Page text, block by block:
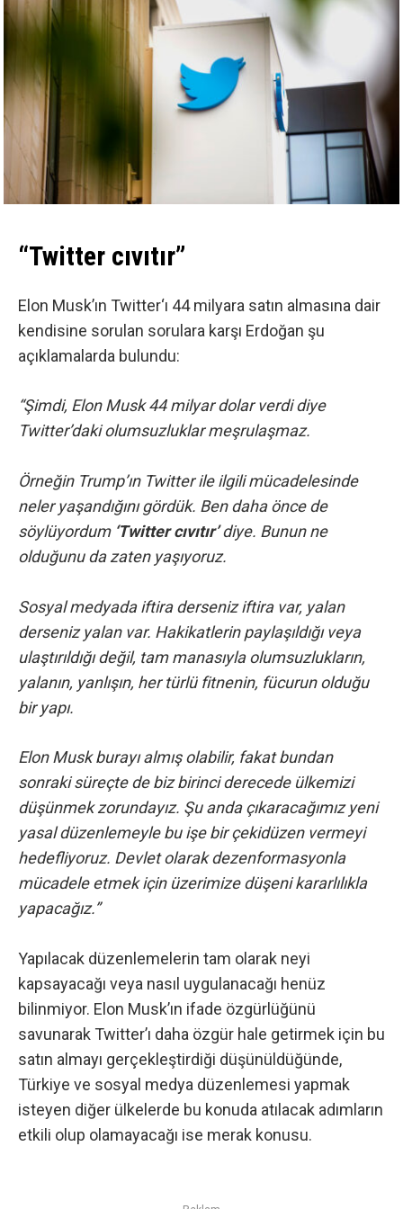
“Twitter cıvıtır”
Elon Musk’ın Twitter‘ı 44 milyara satın almasına dair
kendisine sorulan sorulara karşı Erdoğan şu
açıklamalarda bulundu:
“Şimdi, Elon Musk 44 milyar dolar verdi diye
Twitter’daki olumsuzluklar meşrulaşmaz.
Örneğin Trump’ın Twitter ile ilgili mücadelesinde
neler yaşandığını gördük. Ben daha önce de
söylüyordum ‘Twitter cıvıtır’diye. Bunun ne
olduğunu da zaten yaşıyoruz.
Sosyal medyada iftira derseniz iftira var, yalan
derseniz yalan var. Hakikatlerin paylaşıldığı veya
ulaştırıldığı değil, tam manasıyla olumsuzlukların,
yalanın, yanlışın, her türlü fitnenin, fücurun olduğu
bir yapı.
Elon Musk burayı almış olabilir, fakat bundan
sonraki süreçte de biz birinci derecede ülkemizi
düşünmek zorundayız. Şu anda çıkaracağımız yeni
yasal düzenlemeyle bu işe bir çekidüzen vermeyi
hedefliyoruz. Devlet olarak dezenformasyonla
mücadele etmek için üzerimize düşeni kararlılıkla
yapacağız.”
Yapılacak düzenlemelerin tam olarak neyi
kapsayacağı veya nasıl uygulanacağı henüz
bilinmiyor. Elon Musk’ın ifade özgürlüğünü
savunarak Twitter’ı daha özgür hale getirmek için bu
satın almayı gerçekleştirdiği düşünüldüğünde,
Türkiye ve sosyal medya düzenlemesi yapmak
isteyen diğer ülkelerde bu konuda atılacak adımların
etkili olup olamayacağı ise merak konusu.